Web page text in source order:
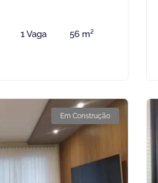
1 Vaga 56 m²
Em Construção